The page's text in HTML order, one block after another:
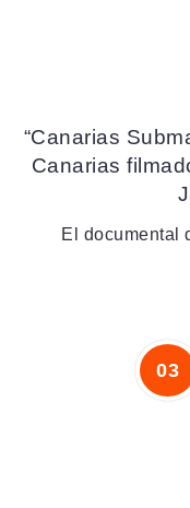
“Canarias
Canarias
El documental